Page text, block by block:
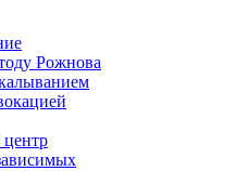
Рожнова